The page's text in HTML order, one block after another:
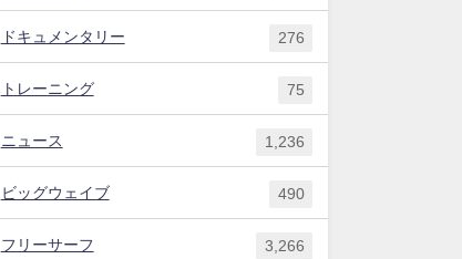
ドキュメンタリー 276
トレーニング 75
ニュース 1,236
ビッグウェイブ 490
フリーサーフ 3,266